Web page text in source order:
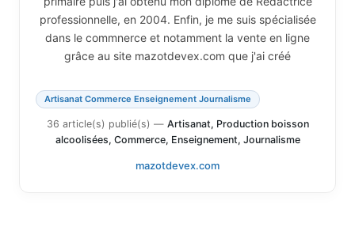
professionnelle, en 2004. Enfin, je me suis spécialisée
dans le commnerce et notamment la vente en ligne
grâce au site mazotdevex.com que j'ai créé
Artisanat Commerce Enseignement Journalisme
36 article(s) publié(s) — Artisanat, Production boisson
alcoolisées, Commerce, Enseignement, Journalisme
mazotdevex.com